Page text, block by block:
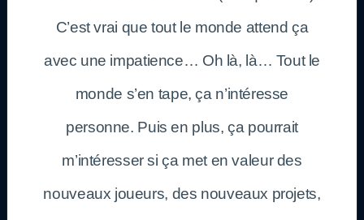
C’est vrai que tout le monde attend ça
avec une impatience… Oh là, là… Tout le
monde s’en tape, ça n’intéresse
personne. Puis en plus, ça pourrait
m’intéresser si ça met en valeur des
nouveaux joueurs, des nouveaux projets,